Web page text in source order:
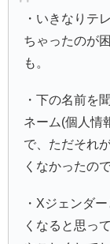
・いきなりテ
ちゃったのが
も。
・下の名前を
ネーム(個人情
で、ただそれ
くなかったの
・Xジェンダ
くなると思っ